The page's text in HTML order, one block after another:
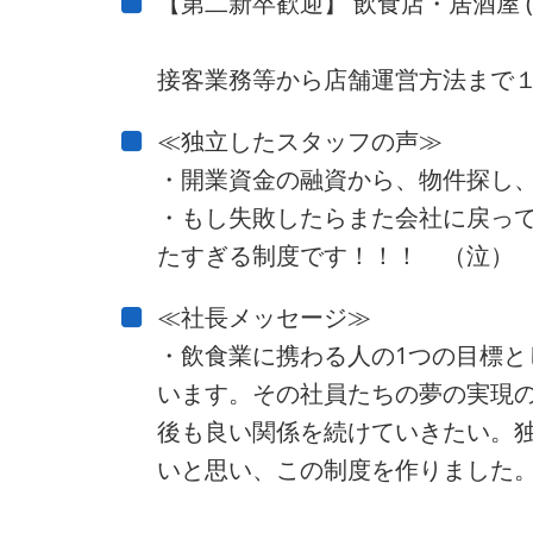
接客業務等から店舗運営方法まで
≪独立したスタッフの声≫
・開業資金の融資から、物件探
・もし失敗したらまた会社に戻
たすぎる制度です！！！ （泣）
≪社長メッセージ≫
・飲食業に携わる人の1つの目標
います。その社員たちの夢の実現
後も良い関係を続けていきたい。
いと思い、この制度を作りました